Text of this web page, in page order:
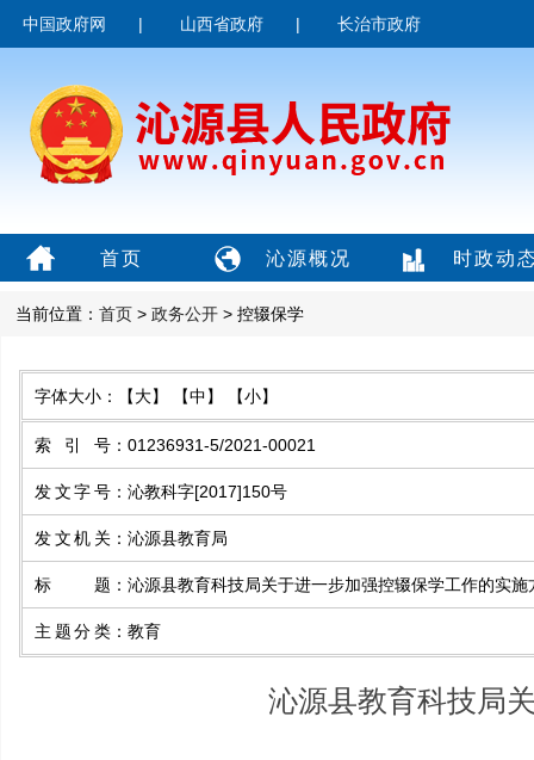
中国政府网 | 山西省政府 | 长治市政府
首页 沁源概况 时政动
当前位置： 首页 > 政务公开 > 控辍保学
字体大小： 【大】 【中】 【小】
索引号 ： 01236931-5/2021-00021
发文字号 ： 沁教科字[2017]150号
发文机关 ： 沁源县教育局
标题 ： 沁源县教育科技局关于进一步加强控辍保学工作的实施
主题分类 ： 教育
沁源县教育科技局